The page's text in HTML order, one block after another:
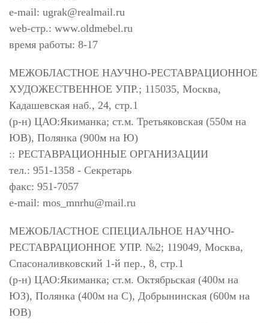
e-mail: ugrak@realmail.ru
web-стр.: www.oldmebel.ru
время работы: 8-17
МЕЖОБЛАСТНОЕ НАУЧНО-РЕСТАВРАЦИОННОЕ
ХУДОЖЕСТВЕННОЕ УПР.; 115035, Москва,
Кадашевская наб., 24, стр.1
(р-н) ЦАО:Якиманка; ст.м. Третьяковская (550м на
ЮВ), Полянка (900м на Ю)
:: РЕСТАВРАЦИОННЫЕ ОРГАНИЗАЦИИ
тел.: 951-1358 - Секретарь
факс: 951-7057
e-mail: mos_mnrhu@mail.ru
МЕЖОБЛАСТНОЕ СПЕЦИАЛЬНОЕ НАУЧНО-
РЕСТАВРАЦИОННОЕ УПР. №2; 119049, Москва,
Спасоналивковский 1-й пер., 8, стр.1
(р-н) ЦАО:Якиманка; ст.м. Октябрьская (400м на
ЮЗ), Полянка (400м на С), Добрынинская (600м на
ЮВ)